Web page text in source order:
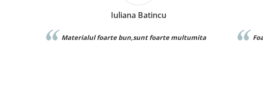
Iuliana Batincu
Materialul foarte bun,sunt foarte multumita